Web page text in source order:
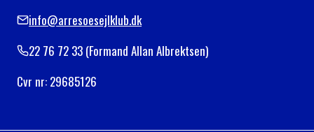
info@arresoesejlklub.dk
22 76 72 33 (Formand Allan Albrektsen)
Cvr nr: 29685126